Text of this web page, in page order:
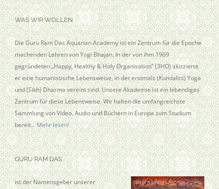
WAS WIR WOLLEN
Die Guru Ram Das Aquarian Academy ist ein Zentrum für die Epoche
machenden Lehren von Yogi Bhajan. In der von ihm 1969
gegründeten „Happy, Healthy & Holy Organisation” (3HO) skizzierte
er eine humanistische Lebensweise, in der erstmals (Kundalini) Yoga
und (Sikh) Dharma vereint sind. Unsere Akademie ist ein lebendiges
Zentrum für diese Lebensweise. Wir halten die umfangreichste
Sammlung von Video, Audio und Büchern in Europa zum Studium
bereit…Mehr lesen!
GURU RAM DAS
ist der Namensgeber unserer